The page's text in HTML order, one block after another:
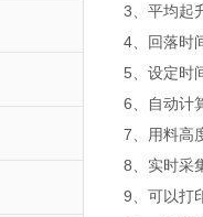
3、平均起
4、回落时
5、设定时
6、自动计
7、用料高
8、实时采
9、可以打